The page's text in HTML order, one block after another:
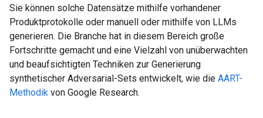
Sie können solche Datensätze mithilfe vorhandener
Produktprotokolle oder manuell oder mithilfe von LLMs
generieren. Die Branche hat in diesem Bereich große
Fortschritte gemacht und eine Vielzahl von unüberwachten
und beaufsichtigten Techniken zur Generierung
synthetischer Adversarial-Sets entwickelt, wie die AART-
Methodik von Google Research.